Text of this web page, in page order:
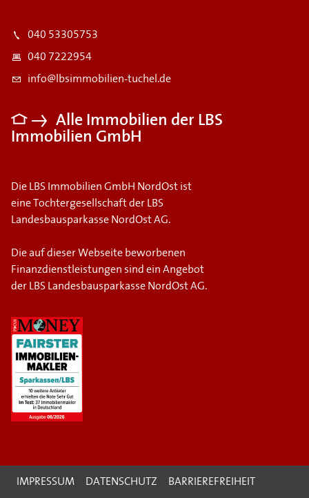
040 53305753
040 7222954
info@lbsimmobilien-tuchel.de
Alle Immobilien der LBS
Immobilien GmbH
Die LBS Immobilien GmbH NordOst ist
eine Tochtergesellschaft der LBS
Landesbausparkasse NordOst AG.
Die auf dieser Webseite beworbenen
Finanzdienstleistungen sind ein Angebot
der LBS Landesbausparkasse NordOst AG.
IMPRESSUM DATENSCHUTZ BARRIEREFREIHEIT